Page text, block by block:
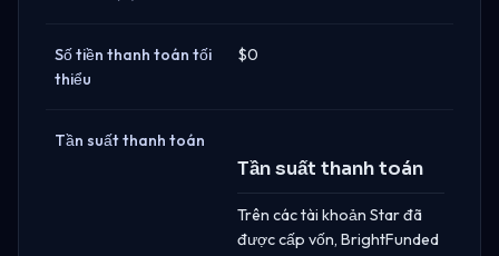
Số tiền thanh toán tối
thiểu
$0
Tần suất thanh toán
Tần suất thanh toán
Trên các tài khoản Star đã
được cấp vốn, BrightFunded